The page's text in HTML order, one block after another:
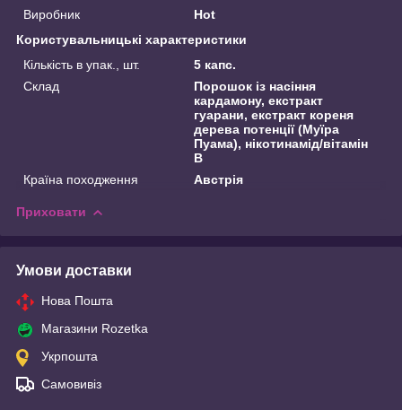
Виробник
Hot
Користувальницькі характеристики
Кількість в упак., шт.
5 капс.
Склад
Порошок із насіння
кардамону, екстракт
гуарани, екстракт кореня
дерева потенції (Муїра
Пуама), нікотинамід/вітамін
B
Країна походження
Австрія
Приховати
Умови доставки
Нова Пошта
Магазини Rozetka
Укрпошта
Самовивіз